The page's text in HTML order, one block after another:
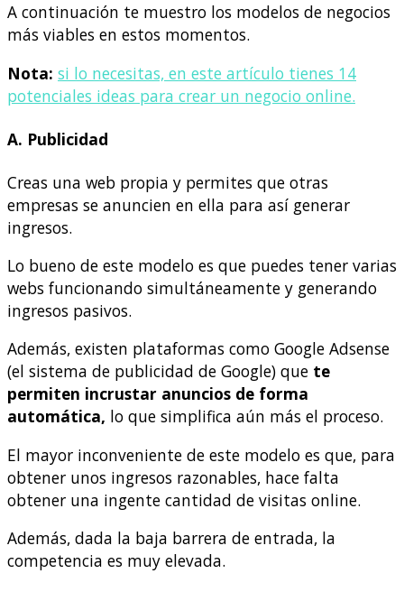
A continuación te muestro los modelos de negocios
más viables en estos momentos.
Nota: si lo necesitas, en este artículo tienes 14
potenciales ideas para crear un negocio online.
A. Publicidad
Creas una web propia y permites que otras
empresas se anuncien en ella para así generar
ingresos.
Lo bueno de este modelo es que puedes tener varias
webs funcionando simultáneamente y generando
ingresos pasivos.
Además, existen plataformas como Google Adsense
(el sistema de publicidad de Google) que te
permiten incrustar anuncios de forma
automática, lo que simplifica aún más el proceso.
El mayor inconveniente de este modelo es que, para
obtener unos ingresos razonables, hace falta
obtener una ingente cantidad de visitas online.
Además, dada la baja barrera de entrada, la
competencia es muy elevada.